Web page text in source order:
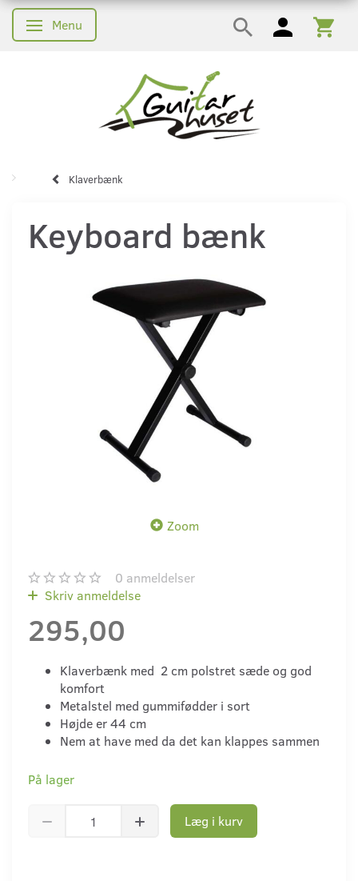
Skifte navigation
Menu
Klaverbænk
Keyboard bænk
Zoom
0 anmeldelser
Skriv anmeldelse
295,00
Klaverbænk med 2 cm polstret sæde og god
komfort
Metalstel med gummifødder i sort
Højde er 44 cm
Nem at have med da det kan klappes sammen
På lager
Læg i kurv